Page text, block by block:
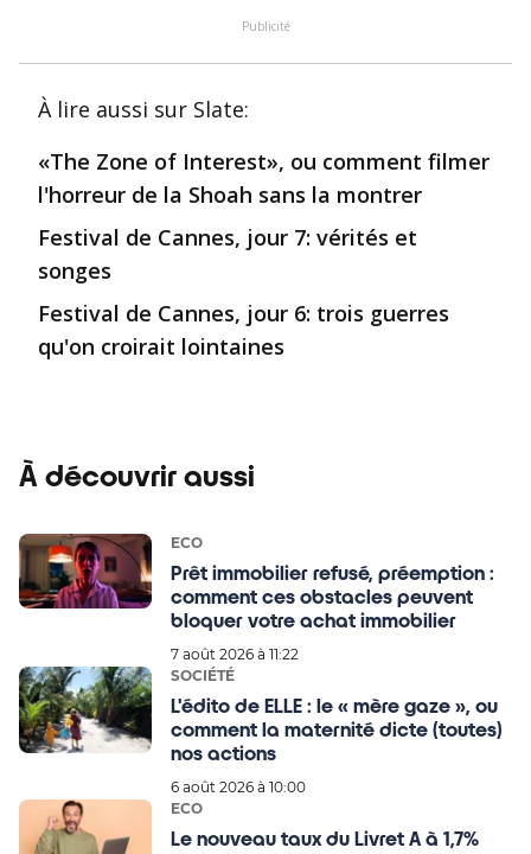
Publicité
À lire aussi sur Slate:
«The Zone of Interest», ou comment filmer
l'horreur de la Shoah sans la montrer
Festival de Cannes, jour 7: vérités et
songes
Festival de Cannes, jour 6: trois guerres
qu'on croirait lointaines
À découvrir aussi
ECO
Prêt immobilier refusé, préemption :
comment ces obstacles peuvent
bloquer votre achat immobilier
7 août 2026 à 11:22
SOCIÉTÉ
L'édito de ELLE : le « mère gaze », ou
comment la maternité dicte (toutes)
nos actions
6 août 2026 à 10:00
ECO
Le nouveau taux du Livret A à 1,7%